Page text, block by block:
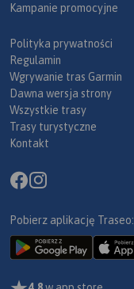
Kampanie promocyjne
Polityka prywatności
Regulamin
Wgrywanie tras Garmin
Dawna wersja strony
Wszystkie trasy
Trasy turystyczne
Kontakt
Pobierz aplikację Traseo: